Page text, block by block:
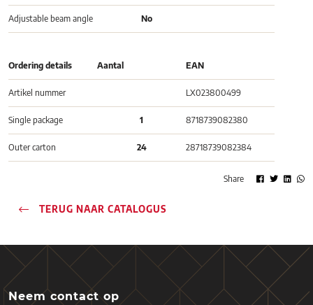
Adjustable beam angle No
Ordering details Aantal EAN
Artikel nummer LX023800499
Single package 1 8718739082380
Outer carton 24 28718739082384
Share
TERUG NAAR CATALOGUS
Neem contact op